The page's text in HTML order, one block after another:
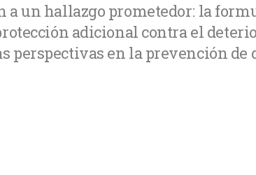
un hallazgo prometedor: la
adicional contra el
perspectivas en la prevención de